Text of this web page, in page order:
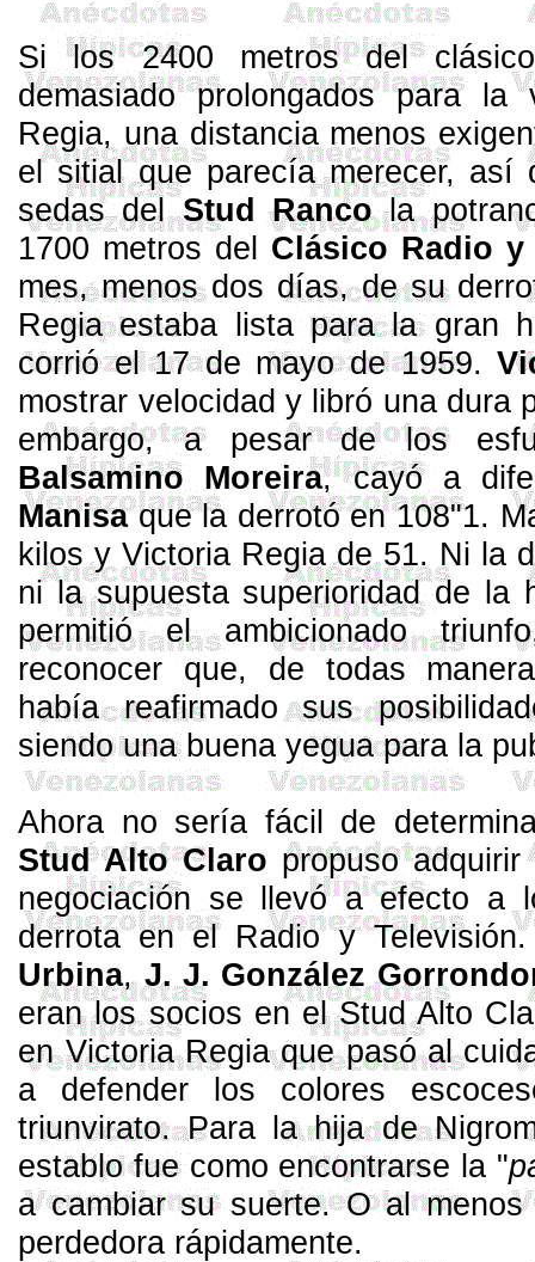
Si los2400 metrosdel clásico
demasiado prolongados para la
Regia, una distancia me­nos
el sitial que parecía merecer, así
sedas delStud Rancola
1700 metrosdel Clá­sico Radio y
mes, menos dos días, de su
Regia estaba lista para la gran
corrió el 17 de mayo de 1959.
mostrar velocidad y libró una dura
embargo, a pe­sar de los
BalsaminoMoreira, cayó a
Manisaque la derrotó en 108"1.
kilos y Victoria Re­gia de 51. Ni la
ni la supuesta superioridad de la
permitió el ambicionado
reconocer que, de todas
había rea­firmado sus
siendo una buena yegua para la
Ahora no sería fácil de
StudAlto Claro propuso
ne­gociación se llevó a efecto a
derrota en el Ra­dio y
Urbina,J. J. González
eran los socios en elStudAlto
en Victoria Re­gia que pasó al
a defender los colores
triunvirato. Para la hija de
establo fue como encontrarse la "
a cambiar su suerte. O al
perdedora rápidamente.